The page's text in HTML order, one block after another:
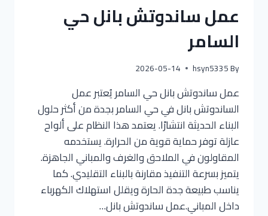
عمل ساندوتش بانل حي
السامر
By
hsyn5335
2026-05-14
عمل ساندوتش بانل حي السامر يُعتبر عمل
الساندوتش بانل في حي السامر بجدة من أكثر حلول
البناء الحديثة انتشارًا. يعتمد هذا النظام على ألواح
عازلة توفر حماية قوية من الحرارة. يستخدمه
المقاولون في الملاحق والغرف والمباني الجاهزة.
يتميز بسرعة التنفيذ مقارنة بالبناء التقليدي. كما
يناسب طبيعة جدة الحارة ويقلل استهلاك الكهرباء
داخل المباني.عمل ساندوتش بانل…